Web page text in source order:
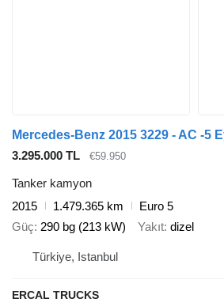
3.295.000 TL €59.950
Tanker kamyon
2015
1.479.365 km
Euro 5
Güç 290 bg (213 kW) Yakıt dizel
Türkiye, Istanbul
ERCAL TRUCKS